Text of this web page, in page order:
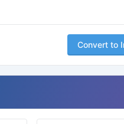
Convert to